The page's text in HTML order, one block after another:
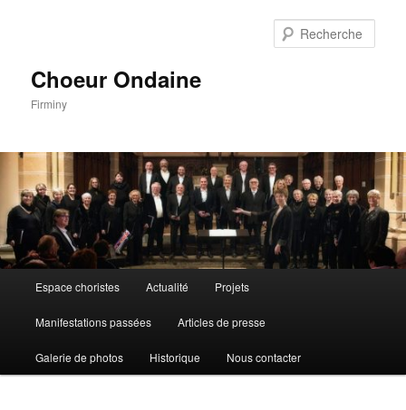
Choeur Ondaine
Firminy
principal
Espace choristes Actualité Projets
Manifestations passées Articles de presse
Galerie de photos Historique Nous contacter